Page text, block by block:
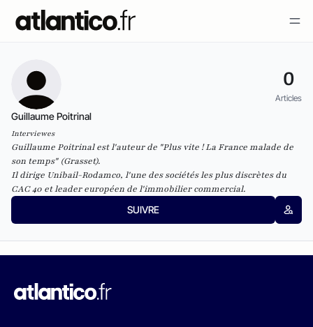
0
Articles
Guillaume Poitrinal
Interviewes
Guillaume Poitrinal est l'auteur de "Plus vite ! La France malade de
son temps" (Grasset).
Il dirige Unibail-Rodamco, l'une des sociétés les plus discrètes du
CAC 40 et leader européen de l'immobilier commercial.
SUIVRE